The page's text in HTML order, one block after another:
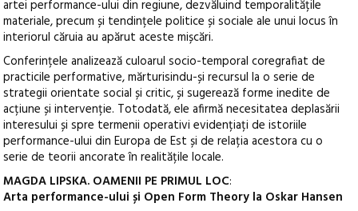
artei performance-ului din regiune, dezvăluind temporalitățile
materiale, precum și tendințele politice și sociale ale unui locus în
interiorul căruia au apărut aceste mișcări.
Conferințele analizează culoarul socio-temporal coregrafiat de
practicile performative, mărturisindu-și recursul la o serie de
strategii orientate social și critic, și sugerează forme inedite de
acțiune și intervenție. Totodată, ele afirmă necesitatea deplasării
interesului și spre termenii operativi evidențiați de istoriile
performance-ului din Europa de Est și de relația acestora cu o
serie de teorii ancorate în realitățile locale.
MAGDA LIPSKA. OAMENII PE PRIMUL LOC:
Arta performance-ului și Open Form Theory la Oskar Hansen